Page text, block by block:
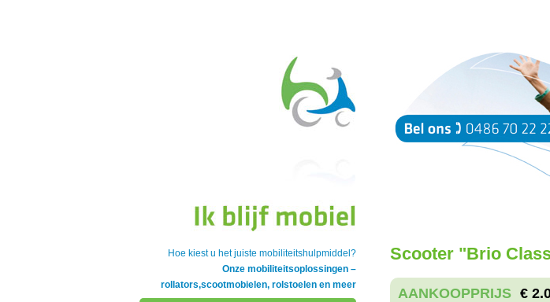
Hoe kiest u het juiste mobiliteitshulpmiddel?
Onze mobiliteitsoplossingen –
rollators,scootmobielen, rolstoelen en meer
Scooter "Brio
AANKOOPPRIJS €